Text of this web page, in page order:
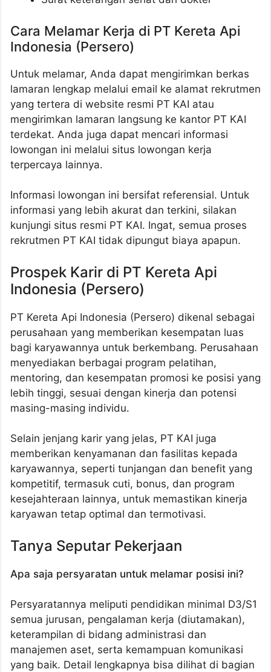
Cara Melamar Kerja di PT Kereta Api
Indonesia (Persero)
Untuk melamar, Anda dapat mengirimkan berkas
lamaran lengkap melalui email ke alamat rekrutmen
yang tertera di website resmi PT KAI atau
mengirimkan lamaran langsung ke kantor PT KAI
terdekat. Anda juga dapat mencari informasi
lowongan ini melalui situs lowongan kerja
terpercaya lainnya.
Informasi lowongan ini bersifat referensial. Untuk
informasi yang lebih akurat dan terkini, silakan
kunjungi situs resmi PT KAI. Ingat, semua proses
rekrutmen PT KAI tidak dipungut biaya apapun.
Prospek Karir di PT Kereta Api
Indonesia (Persero)
PT Kereta Api Indonesia (Persero) dikenal sebagai
perusahaan yang memberikan kesempatan luas
bagi karyawannya untuk berkembang. Perusahaan
menyediakan berbagai program pelatihan,
mentoring, dan kesempatan promosi ke posisi yang
lebih tinggi, sesuai dengan kinerja dan potensi
masing-masing individu.
Selain jenjang karir yang jelas, PT KAI juga
memberikan kenyamanan dan fasilitas kepada
karyawannya, seperti tunjangan dan benefit yang
kompetitif, termasuk cuti, bonus, dan program
kesejahteraan lainnya, untuk memastikan kinerja
karyawan tetap optimal dan termotivasi.
Tanya Seputar Pekerjaan
Apa saja persyaratan untuk melamar posisi ini?
Persyaratannya meliputi pendidikan minimal D3/S1
semua jurusan, pengalaman kerja (diutamakan),
keterampilan di bidang administrasi dan
manajemen aset, serta kemampuan komunikasi
yang baik. Detail lengkapnya bisa dilihat di bagian